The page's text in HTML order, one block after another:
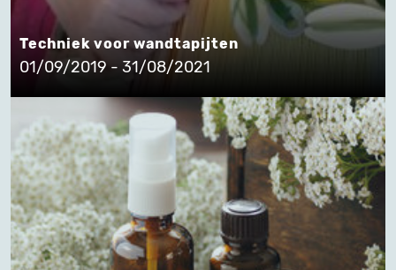
Techniek voor wandtapijten
01/09/2019 - 31/08/2021